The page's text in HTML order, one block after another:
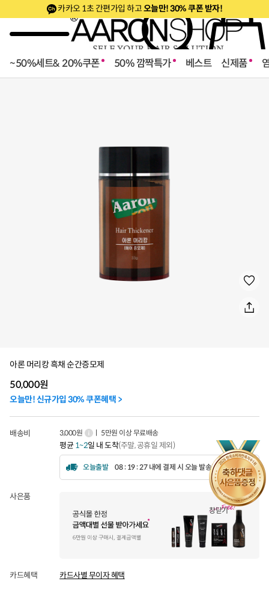
카카오 1초 간편가입 하고오늘만! 30% 쿠폰 받자!
~50%세트& 20%쿠폰 50% 깜짝특가 베스트 신제품
창닫기
아론 머리캉 흑채 순간증모제
50,000원
오늘만! 신규가입 30% 쿠폰혜택 >
배송비 3,000원 ㅣ 5만원 이상 무료배송
평균1~2일 내 도착(주말, 공휴일 제외)
오늘출발 08 : 19 : 25 내에 결제 시 오늘 발송됩니다.
사은품
카드혜택 카드사별 무이자 혜택